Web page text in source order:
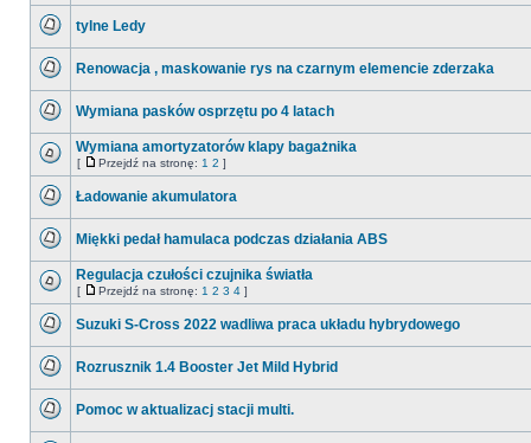
nieprzeczytanych
nieprzeczytanych
tylne Ledy
nieprzeczytanych
Renowacja , maskowanie rys na czarnym elemencie zderzaka
ma
nieprzeczytanych
postów
Wymiana pasków osprzętu po 4 latach
Nie
nieprzeczytanych
Wymiana amortyzatorów klapy bagażnika
[
Przejdź
stronę
Przejdź na stronę: 1 2 ]
nieprzeczytanych
Ładowanie akumulatora
ma
nieprzeczytanych
postów
Miękki pedał hamulaca podczas działania ABS
Nie
nieprzeczytanych
Regulacja czułości czujnika światła
[
Przejdź
stronę
Przejdź na stronę: 1 2 3 4 ]
nieprzeczytanych
Suzuki S-Cross 2022 wadliwa praca układu hybrydowego
nieprzeczytanych
Rozrusznik 1.4 Booster Jet Mild Hybrid
Pomoc w aktualizacj stacji multi.